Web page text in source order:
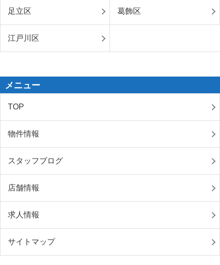
足立区 葛飾区
江戸川区
メニュー
TOP
物件情報
スタッフブログ
店舗情報
求人情報
サイトマップ